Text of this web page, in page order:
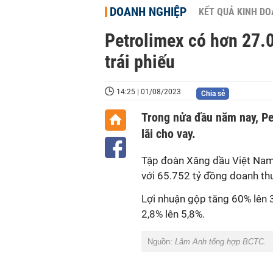
DOANH NGHIỆP KẾT QUẢ KINH
Petrolimex có hơn
trái phiếu
14:25 | 01/08/2023 Chia sẻ
Trong nửa đầu năm nay,
lãi cho vay.
Tập đoàn Xăng dầu Việt
với 65.752 tỷ đồng doanh
Lợi nhuận gộp tăng 60% lên
2,8% lên 5,8%.
Nguồn: Lâm Anh tổng hợp BCTC.